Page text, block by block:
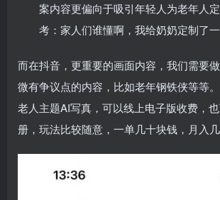
案内容更偏向于吸引年轻人为老年人
考：家人们谁懂啊，我给奶奶定制了一
而在抖音，更重要的画面内容，我们需要
微有争议点的内容，比如老年钢铁侠等等。
老人主题AI写真，可以线上电子版收费，
册，玩法比较随意，一单几十块钱，月入几